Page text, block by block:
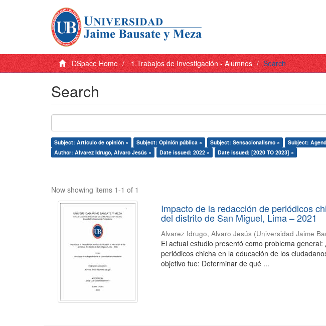
DSpace Home 1.Trabajos de Investigación - Alumnos Search
Search
Subject: Artículo de opinión × Subject: Opinión pública × Subject: Sensacionalismo × Subject:
Author: Alvarez Idrugo, Alvaro Jesús ×
Date issued: 2022 × Date issued: [2020 TO 2023] ×
Now showing items 1-1 of 1
Impacto de la redacción de periódicos
del distrito de San Miguel, Lima – 2021
Alvarez Idrugo, Alvaro Jesús (Universidad Jaime
El actual estudio presentó como problema
periódicos chicha en la educación de los
objetivo fue: Determinar de qué ...